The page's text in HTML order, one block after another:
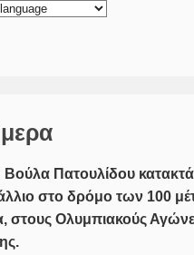
Βούλα Πατουλίδου
στο δρόμο των 100
στους Ολυμπιακούς